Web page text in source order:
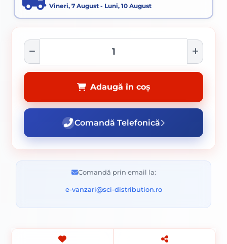
Vineri, 7 August - Luni, 10 August
Adaugă în coș
Comandă Telefonică
Comandă prin email la:
e-vanzari@sci-distribution.ro